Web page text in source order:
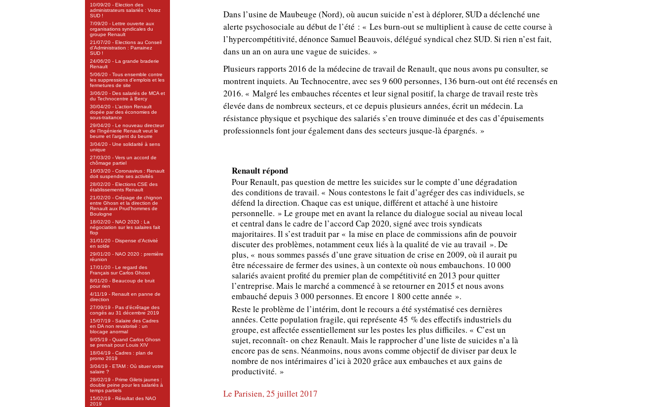
10/09/20 - Election des
administrateurs salariés : Votez
SUD !
7/09/20 - Lettre ouverte aux
organisations syndicales du
groupe Renault
21/07/20 - Elections au Conseil
d’Administration : Parrainez
SUD !
24/06/20 - La grande braderie
Renault
5/06/20 - Tous ensemble contre
les suppressions d’emplois et les
fermetures de site
3/06/20 - Des salariés de MCA et
du Technocentre à Bercy
30/04/20 - L’action Renault
dopée par des économies de
sous-traitance
29/04/20 - Le nouveau directeur
de l’Ingénierie Renault veut le
beurre et l’argent du beurre
3/04/20 - Une solidarité à sens
unique
27/03/20 - Vers un accord de
chômage partiel
16/03/20 - Coronavirus : Renault
doit suspendre ses activités
28/02/20 - Elections CSE des
établissements Renault
21/02/20 - Crépage de chignon
entre Ghosn et la direction de
Renault aux Prud’hommes de
Boulogne
18/02/20 - NAO 2020 : La
négociation sur les salaires fait
flop
31/01/20 - Dispense d’Activité
en solde
29/01/20 - NAO 2020 : première
réunion
17/01/20 - Le regard des
Français sur Carlos Ghosn
8/01/20 - Beaucoup de bruit
pour rien
4/11/19 - Renault en panne de
direction
27/09/19 - Pas d’écrêtage des
congés au 31 décembre 2019
15/07/19 - Salaire des Cadres
en DA non revalorisé : un
blocage anormal
9/05/19 - Quand Carlos Ghosn
se prenait pour Louis XIV
18/04/19 - Cadres : plan de
promo 2019
3/04/19 - ETAM : Où situer votre
salaire ?
28/02/19 - Prime Gilets jaunes :
double peine pour les salariés à
temps partiels
15/02/19 - Résultat des NAO
2019
Dans l’usine de Maubeuge (Nord), où aucun suicide n’est à déplorer, SUD a déclenché une
alerte psychosociale au début de l’été : « Les burn-out se multiplient à cause de cette course à
l’hypercompétitivité, dénonce Samuel Beauvois, délégué syndical chez SUD. Si rien n’est fait,
dans un an on aura une vague de suicides. »
Plusieurs rapports 2016 de la médecine de travail de Renault, que nous avons pu consulter, se
montrent inquiets. Au Technocentre, avec ses 9 600 personnes, 136 burn-out ont été recensés en
2016. « Malgré les embauches récentes et leur signal positif, la charge de travail reste très
élevée dans de nombreux secteurs, et ce depuis plusieurs années, écrit un médecin. La
résistance physique et psychique des salariés s’en trouve diminuée et des cas d’épuisements
professionnels font jour également dans des secteurs jusque-là épargnés. »
Renault répond
Pour Renault, pas question de mettre les suicides sur le compte d’une dégradation
des conditions de travail. « Nous contestons le fait d’agréger des cas individuels, se
défend la direction. Chaque cas est unique, différent et attaché à une histoire
personnelle. » Le groupe met en avant la relance du dialogue social au niveau local
et central dans le cadre de l’accord Cap 2020, signé avec trois syndicats
majoritaires. Il s’est traduit par « la mise en place de commissions afin de pouvoir
discuter des problèmes, notamment ceux liés à la qualité de vie au travail ». De
plus, « nous sommes passés d’une grave situation de crise en 2009, où il aurait pu
être nécessaire de fermer des usines, à un contexte où nous embauchons. 10 000
salariés avaient profité du premier plan de compétitivité en 2013 pour quitter
l’entreprise. Mais le marché a commencé à se retourner en 2015 et nous avons
embauché depuis 3 000 personnes. Et encore 1 800 cette année ».
Reste le problème de l’intérim, dont le recours a été systématisé ces dernières
années. Cette population fragile, qui représente 45 % des effectifs industriels du
groupe, est affectée essentiellement sur les postes les plus difficiles. « C’est un
sujet, reconnaît- on chez Renault. Mais le rapprocher d’une liste de suicides n’a là
encore pas de sens. Néanmoins, nous avons comme objectif de diviser par deux le
nombre de nos intérimaires d’ici à 2020 grâce aux embauches et aux gains de
productivité. »
Le Parisien, 25 juillet 2017